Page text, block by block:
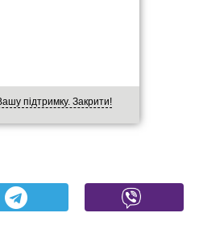
підтримку. Закрити!
Поділитися